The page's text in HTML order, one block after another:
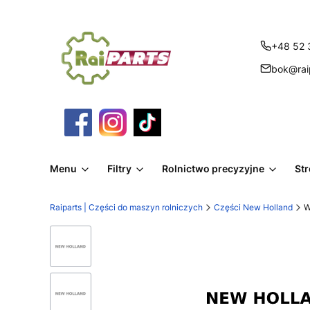
+48 52
Menu Filtry Rolnictwo precyzyjne
Raiparts | Części do maszyn rolniczych Części New Holland